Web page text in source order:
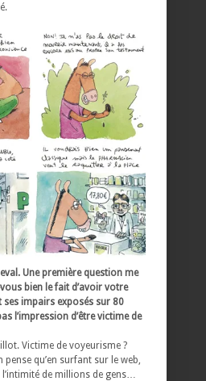
Une première question me
bien le fait d’avoir votre
ses impairs exposés sur 80
l’impression d’être victime de
Victime de voyeurisme ?
qu’en surfant sur le web,
de millions de gens…